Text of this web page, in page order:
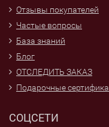
Отзывы покупателей
Частые вопросы
База знаний
Блог
ОТСЛЕДИТЬ ЗАКАЗ
Подарочные
СОЦСЕТИ